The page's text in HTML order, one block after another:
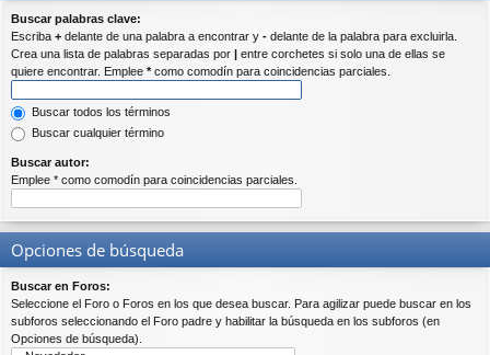
Buscar palabras clave:
Escriba + delante de una palabra a encontrar y - delante de la palabra para excluirla.
Crea una lista de palabras separadas por
entre corchetes si solo una de ellas se
quiere encontrar. Emplee *como comodín para coincidencias parciales.
Buscar todos los términos
Buscar cualquier término
Buscar autor:
Emplee * como comodín para coincidencias parciales.
Opciones de búsqueda
Buscar en Foros:
Seleccione el Foro o Foros en los que desea buscar. Para agilizar puede buscar en los
subforos seleccionando el Foro padre y habilitar la búsqueda en los subforos (en
Opciones de búsqueda).